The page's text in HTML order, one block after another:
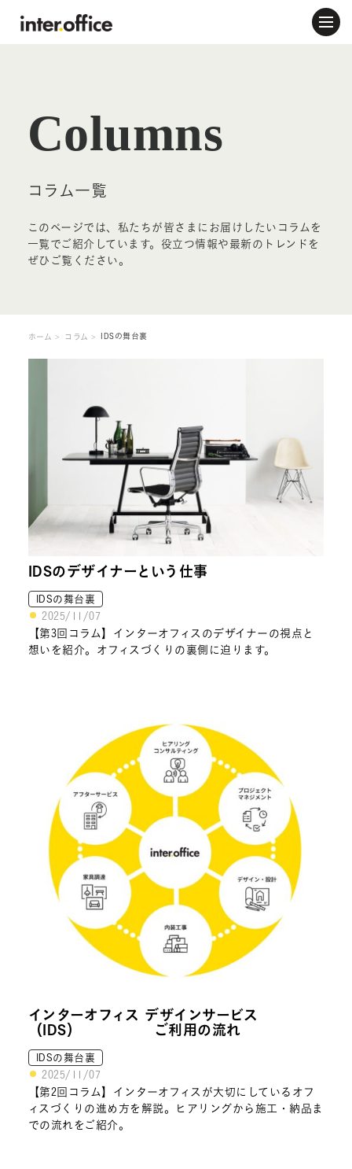
Columns
コラム一覧
このページでは、私たちが皆さまにお届けしたいコラムを
一覧でご紹介しています。役立つ情報や最新のトレンドを
ぜひご覧ください。
ホーム コラム IDSの舞台裏
IDSのデザイナーという仕事
IDSの舞台裏
2025/11/07
【第3回コラム】インターオフィスのデザイナーの視点と
想いを紹介。オフィスづくりの裏側に迫ります。
インターオフィス デザインサービス
（IDS） ご利用の流れ
IDSの舞台裏
2025/11/07
【第2回コラム】インターオフィスが大切にしているオフ
ィスづくりの進め方を解説。ヒアリングから施工・納品ま
での流れをご紹介。